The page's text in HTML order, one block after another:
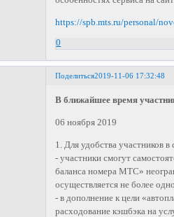
https://spb.mts.ru/personal/
0
Поделиться2019-11-06 17:32:48
В ближайшее время
06 ноября 2019
1. Для удобства участников
- участники смогут
баланса номера МТС»
осуществляется не более
- в дополнение к цели
расходование кэшбэка на